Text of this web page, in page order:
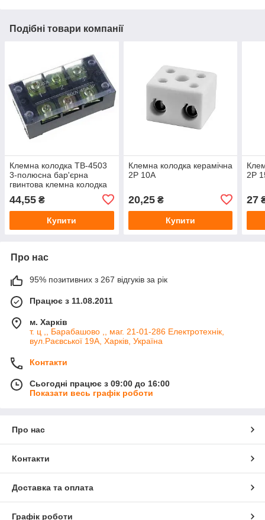
Подібні товари компанії
Клемна колодка ТВ-4503
3-полюсна бар'єрна
гвинтова клемна колодка
45А
44,55 ₴
Купити
Клемна колодка керамічна
2Р 10А
20,25₴
Купити
2Р
27
Про нас
95% позитивних з 267 відгуків за рік
Працює з 11.08.2011
м. Харків
т. ц ,, Барабашово ,, маг. 21-01-286 Електротехнік,
вул.Раєвської 19А, Харків, Україна
Контакти
Сьогодні працює з 09:00 до 16:00
Показати весь графік роботи
Про нас
Контакти
Доставка та оплата
Графік роботи